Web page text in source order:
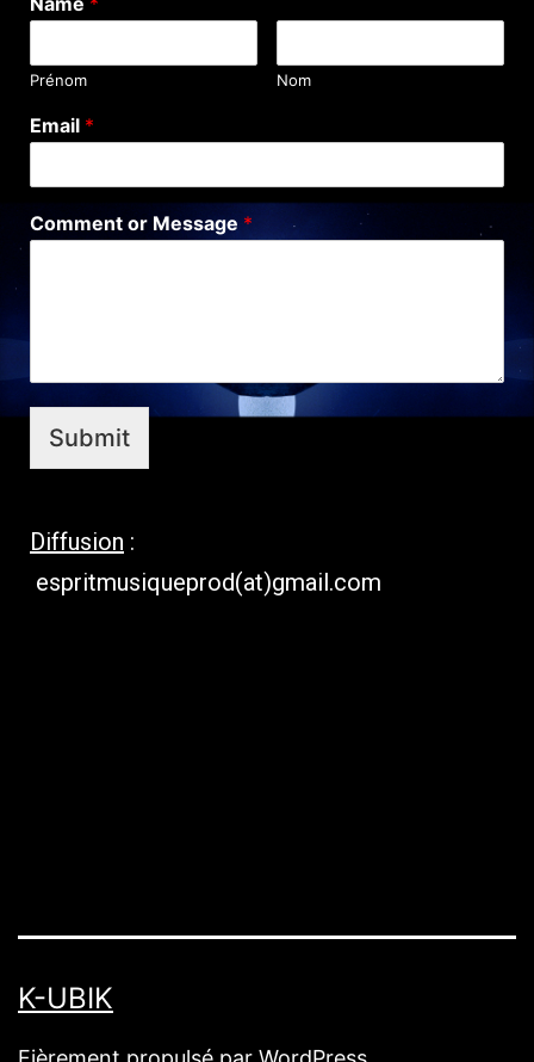
Prénom Nom
Email *
Comment or Message *
Submit
Diffusion :
espritmusiqueprod(at)gmail.com
K-UBIK